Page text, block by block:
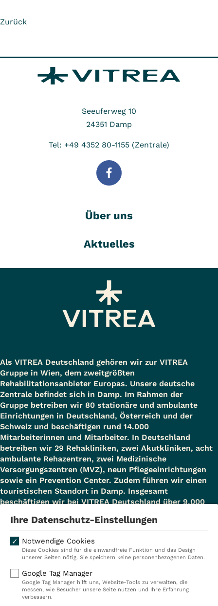
Zurück
Seeuferweg 10
24351 Damp
Tel: +49 4352 80-1155 (Zentrale)
Über uns
Aktuelles
Als VITREA Deutschland gehören wir zur VITREA
Gruppe in Wien, dem zweitgrößten
Rehabilitationsanbieter Europas. Unsere deutsche
Zentrale befindet sich in Damp. Im Rahmen der
Gruppe betreiben wir 80 stationäre und ambulante
Einrichtungen in Deutschland, Österreich und der
Schweiz und beschäftigen rund 14.000
Mitarbeiterinnen und Mitarbeiter. In Deutschland
betreiben wir 29 Rehakliniken, zwei Akutkliniken, acht
ambulante Rehazentren, zwei Medizinische
Versorgungszentren (MVZ), neun Pflegeeinrichtungen
sowie ein Prevention Center. Zudem führen wir einen
touristischen Standort in Damp. Insgesamt
beschäftigen wir bei VITREA Deutschland über 9.000
Kliniken
Ambulant
Reha
Prävention
Karriere
VITREA Deutschland
Ihre Datenschutz-Einstellungen
Notwendige Cookies
Diese Cookies sind für die einwandfreie Funktion und das Design
unserer Seiten nötig. Sie speichern keine personenbezogenen Daten.
Google Tag Manager
Google Tag Manager hilft uns, Website-Tools zu verwalten, die
messen, wie Besucher unsere Seite nutzen und Ihre Erfahrung
verbessern.